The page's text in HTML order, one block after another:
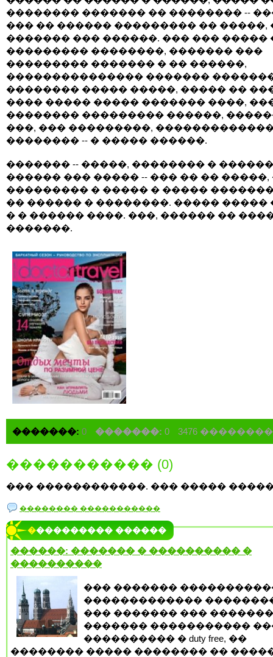
�������� ������� �� �������� --
��� �� ������ ��������� �� �����,
������� ��� ������. ��� ��� �����
��������� ��������, ������� ���
��������� ������� � �� ������,
��������������� �������
�������� ����� �����, ����� ��
���� ����� ����� ������� ����,
�������� ��������� ������,
���, ��� ���������,
�������� -- � ����� ������.
������� -- �����, �������� �
������ ��� ����� -- ��� �� �� �����,
��������� � ����� � �����
�� ������ � ��������. ����� �����
� � ������ ����. ���, ������ ��
�������.
�������: 0 �������: 0 3476
����������� (0)
��� ������������. ��� �����
�������� �����������
���������� ������
������: ������� � ���������� �
����������
��� �������
�������������
��� ������� ���
������� �����������
���������� � duty free, ��
�������� ����� �������� ��